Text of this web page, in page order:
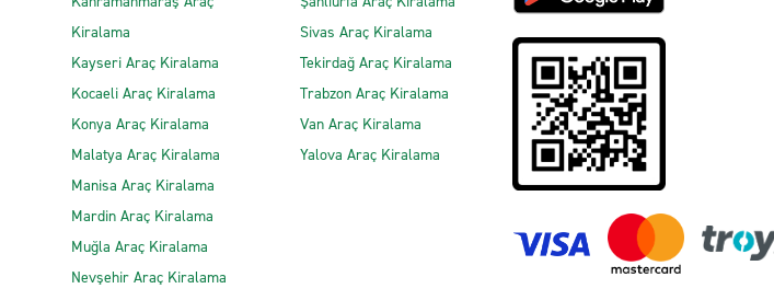
Kiralama
Kayseri Araç Kiralama
Kocaeli Araç Kiralama
Konya Araç Kiralama
Malatya Araç Kiralama
Manisa Araç Kiralama
Mardin Araç Kiralama
Muğla Araç Kiralama
Nevşehir Araç Kiralama
Sivas Araç Kiralama
Tekirdağ Araç Kiralama
Trabzon Araç Kiralama
Van Araç Kiralama
Yalova Araç Kiralama